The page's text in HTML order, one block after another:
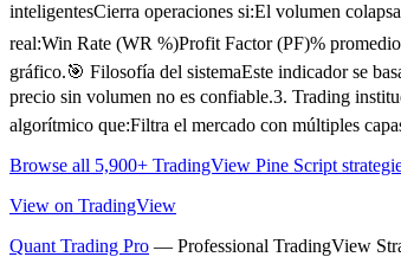
inteligentesCierra operaciones si:El volumen
real:Win Rate (WR %)Profit Factor (PF)%
gráfico.🎯 Filosofía del sistemaEste indicador se
precio sin volumen no es confiable.3. Trading
algorítmico que:Filtra el mercado con múltiples
Browse all 5,900+ TradingView Pine Script
View on TradingView
Quant Trading Pro — Professional TradingView